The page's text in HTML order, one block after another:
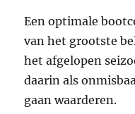
Een optimale
van het grootste
het afgelopen
daarin als
gaan waarderen.